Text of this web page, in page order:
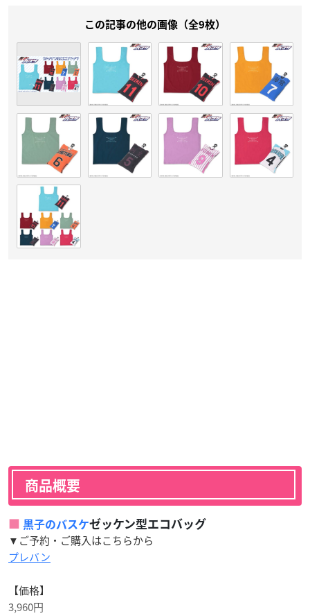
この記事の他の画像（全9枚）
商品概要
黒子のバスケゼッケン型エコバッグ
▼ご予約・ご購入はこちらから
プレバン
【価格】
3,960円